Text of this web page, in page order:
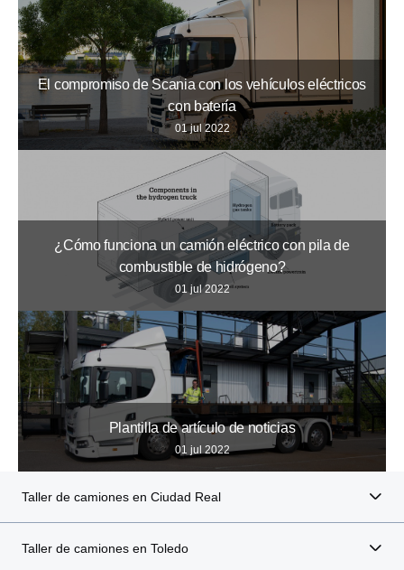
El compromiso de Scania con los vehículos eléctricos
con batería
01 jul 2022
¿Cómo funciona un camión eléctrico con pila de
combustible de hidrógeno?
01 jul 2022
Plantilla de artículo de noticias
01 jul 2022
Taller de camiones en Ciudad Real
Taller de camiones en Toledo